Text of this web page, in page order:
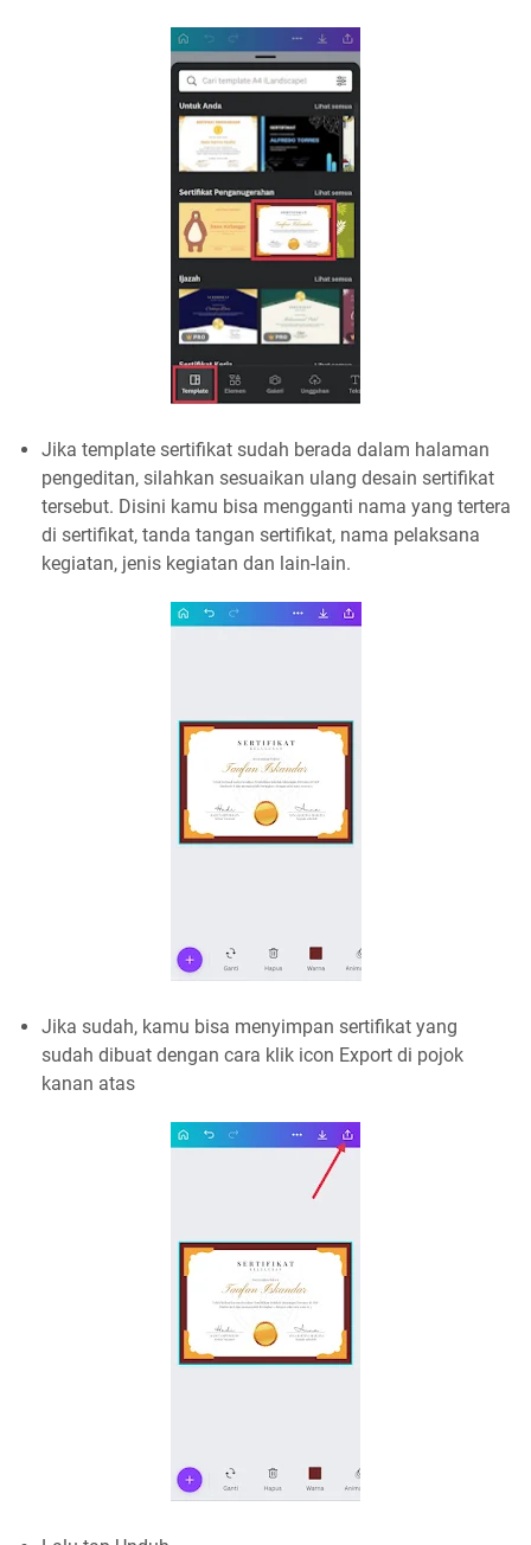
Jika template sertifikat sudah berada dalam halaman
pengeditan, silahkan sesuaikan ulang desain sertifikat
tersebut. Disini kamu bisa mengganti nama yang tertera
di sertifikat, tanda tangan sertifikat, nama pelaksana
kegiatan, jenis kegiatan dan lain-lain.
Jika sudah, kamu bisa menyimpan sertifikat yang
sudah dibuat dengan cara klik icon Export di pojok
kanan atas